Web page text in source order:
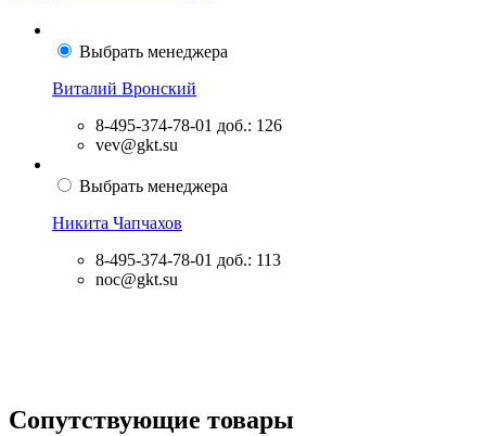
Выбрать менеджера
Виталий Вронский
8-495-374-78-01 доб.: 126
vev@gkt.su
Выбрать менеджера
Никита Чапчахов
8-495-374-78-01 доб.: 113
noc@gkt.su
Сопутствующие товары